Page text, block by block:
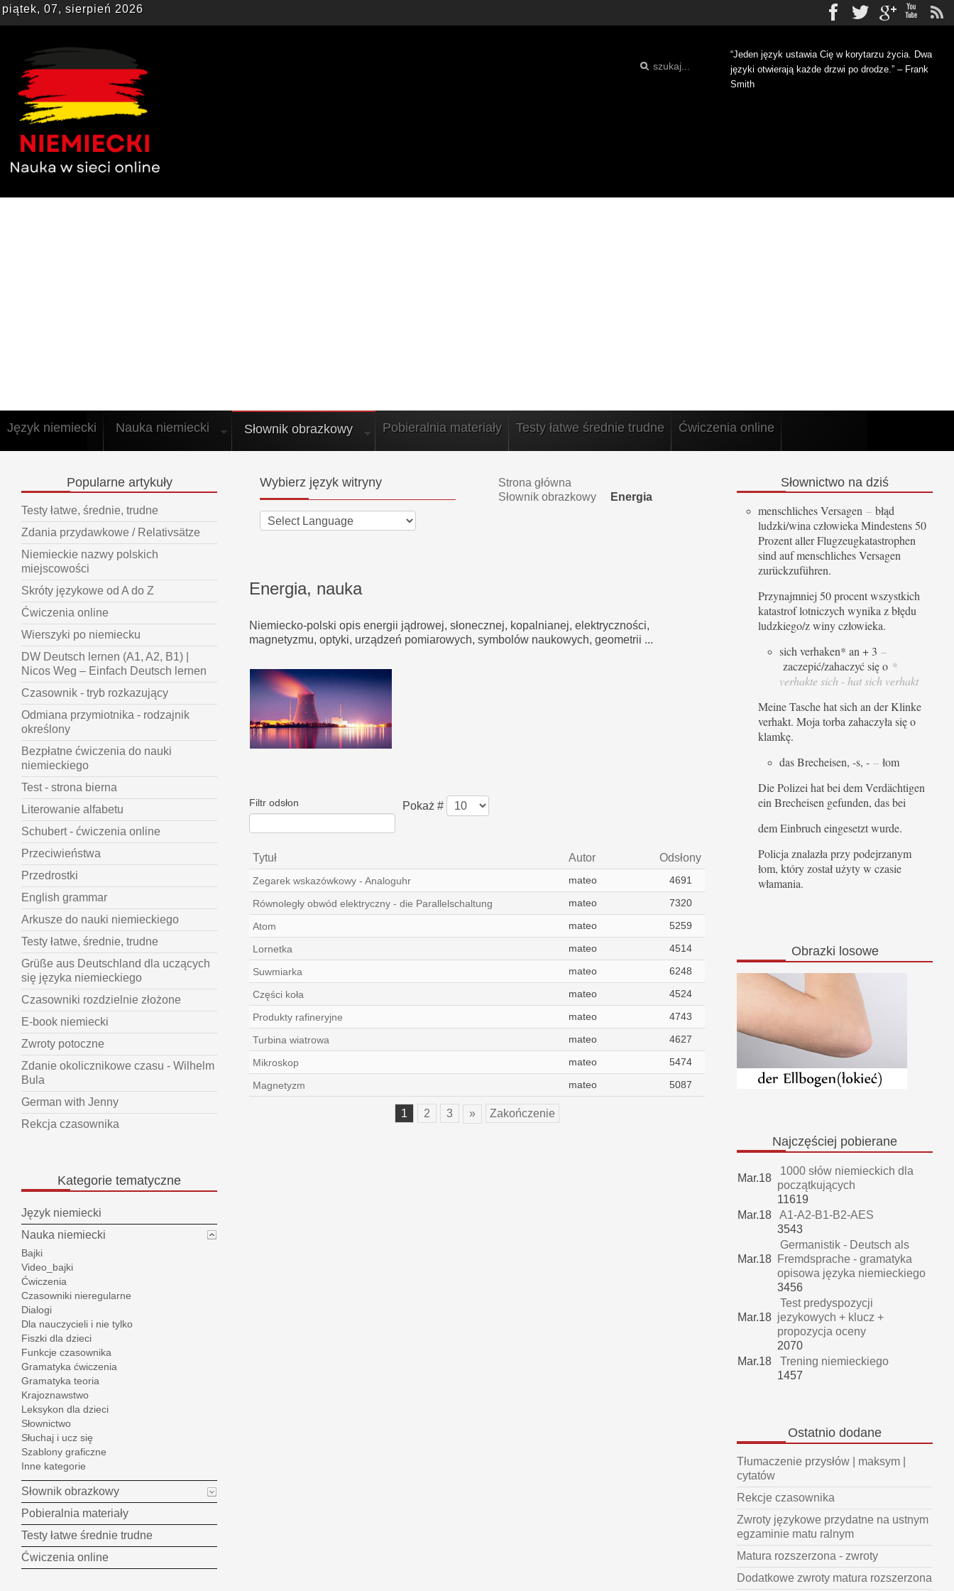
piątek, 07, sierpień 2026 Facebook
Twittergplus
“Jeden język ustawia Cię w korytarzu życia. Dwa
języki otwierają każde drzwi po drodze.” – Frank
Smith
Język niemiecki Nauka niemiecki Słownik obrazkowy Pobieralnia materiały Testy łatwe średnie trudne Ćwiczenia online
Wybierz język witryny
Strona główna
Słownik obrazkowy
Energia
Energia, nauka
Niemiecko-polski opis energii jądrowej, słonecznej, kopalnianej, elektryczności,
magnetyzmu, optyki, urządzeń pomiarowych, symbolów naukowych, geometrii ...
Filtr odsłon Pokaż #
Tytuł Autor Odsłony
Zegarek wskazówkowy - Analoguhr mateo 4691
Równoległy obwód elektryczny - die Parallelschaltung mateo 7320
Atom mateo 5259
Lornetka mateo 4514
Suwmiarka mateo 6248
Części koła mateo 4524
Produkty rafineryjne mateo 4743
Turbina wiatrowa mateo 4627
Mikroskop mateo 5474
Magnetyzm mateo 5087
1 2 3 » Zakończenie
Popularneartykuły
Testy łatwe, średnie, trudne
Zdania przydawkowe / Relativsätze
Niemieckie nazwy polskich
miejscowości
Skróty językowe od A do Z
Ćwiczenia online
Wierszyki po niemiecku
DW Deutsch lernen (A1, A2, B1) |
Nicos Weg – Einfach Deutsch lernen
Czasownik - tryb rozkazujący
Odmiana przymiotnika - rodzajnik
określony
Bezpłatne ćwiczenia do nauki
niemieckiego
Test - strona bierna
Literowanie alfabetu
Schubert - ćwiczenia online
Przeciwieństwa
Przedrostki
English grammar
Arkusze do nauki niemieckiego
Testy łatwe, średnie, trudne
Grüße aus Deutschland dla uczących
się języka niemieckiego
Czasowniki rozdzielnie złożone
E-book niemiecki
Zwroty potoczne
Zdanie okolicznikowe czasu - Wilhelm
Bula
German with Jenny
Rekcja czasownika
Kategorie tematyczne
Język niemiecki
Nauka niemiecki
Bajki
Video_bajki
Ćwiczenia
Czasowniki nieregularne
Dialogi
Dla nauczycieli i nie tylko
Fiszki dla dzieci
Funkcje czasownika
Gramatyka ćwiczenia
Gramatyka teoria
Krajoznawstwo
Leksykon dla dzieci
Słownictwo
Słuchaj i ucz się
Szablony graficzne
Inne kategorie
Słownik obrazkowy
Pobieralnia materiały
Testy łatwe średnie trudne
Ćwiczenia online
Słownictwo na dziś
menschliches Versagen – błąd
ludzki/wina człowieka Mindestens 50
Prozent aller Flugzeugkatastrophen
sind auf menschliches Versagen
zurückzuführen.
Przynajmniej 50 procent wszystkich
katastrof lotniczych wynika z błędu
ludzkiego/z winy człowieka.
sich verhaken* an + 3 –
zaczepić/zahaczyć się o *
verhakte sich - hat sich verhakt
Meine Tasche hat sich an der Klinke
verhakt. Moja torba zahaczyła się o
klamkę.
das Brecheisen, -s, - – łom
Die Polizei hat bei dem Verdächtigen
ein Brecheisen gefunden, das bei
dem Einbruch eingesetzt wurde.
Policja znalazła przy podejrzanym
łom, który został użyty w czasie
włamania.
Obrazki losowe
Najczęściej pobierane
Mar.18
1000 słów niemieckich dla
początkujących
11619
Mar.18
A1-A2-B1-B2-AES
3543
Mar.18
Germanistik - Deutsch als
Fremdsprache - gramatyka
opisowa języka niemieckiego
3456
Mar.18
Test predyspozycji
jezykowych + klucz +
propozycja oceny
2070
Mar.18
Trening niemieckiego
1457
Ostatnio dodane
Tłumaczenie przysłów | maksym |
cytatów
Rekcje czasownika
Zwroty językowe przydatne na ustnym
egzaminie matu ralnym
Matura rozszerzona - zwroty
Dodatkowe zwroty matura rozszerzona